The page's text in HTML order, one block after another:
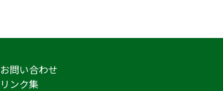
お問い合わせ
リンク集